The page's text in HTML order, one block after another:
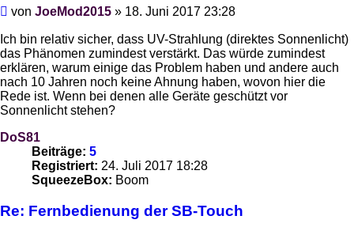
Beitrag
von JoeMod2015 » 18. Juni 2017 23:28
Ich bin relativ sicher, dass UV-Strahlung (direktes Sonnenlicht)
das Phänomen zumindest verstärkt. Das würde zumindest
erklären, warum einige das Problem haben und andere auch
nach 10 Jahren noch keine Ahnung haben, wovon hier die
Rede ist. Wenn bei denen alle Geräte geschützt vor
Sonnenlicht stehen?
DoS81
Beiträge: 5
Registriert: 24. Juli 2017 18:28
SqueezeBox: Boom
Re: Fernbedienung der SB-Touch